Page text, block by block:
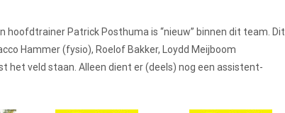
hoofdtrainer Patrick Posthuma is “nieuw” binnen dit team. Dit
Hammer (fysio), Roelof Bakker, Loydd Meijboom
veld staan. Alleen dient er (deels) nog een assistent-